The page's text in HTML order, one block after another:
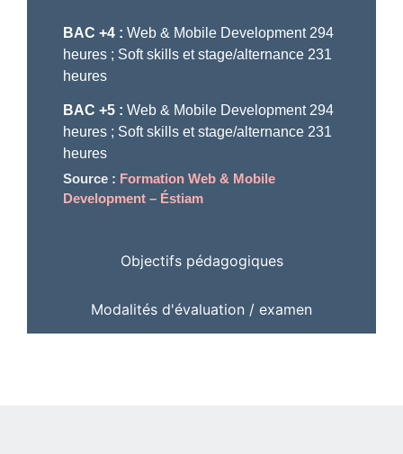
Objectifs pédagogiques
Modalités d'évaluation / examen
BAC +4 : Web & Mobile Development 294
heures ; Soft skills et stage/alternance 231
heures
BAC +5 : Web & Mobile Development 294
heures ; Soft skills et stage/alternance 231
heures
Source : Formation Web & Mobile
Development – Éstiam